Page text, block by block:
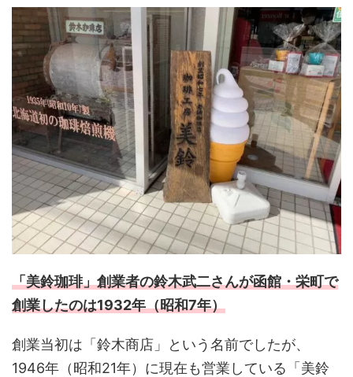
「美鈴珈琲」創業者の鈴木武二さんが函館・栄町で
創業したのは1932年（昭和7年）
創業当初は「鈴木商店」という名前でしたが、
1946年（昭和21年）に現在も営業している「美鈴